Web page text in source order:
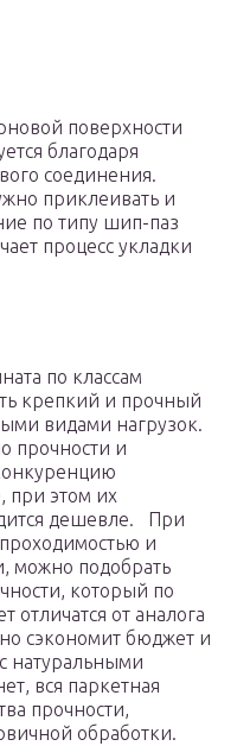
поверхности
благодаря
соединения.
приклеивать и
по типу шип-паз
процесс укладки
по классам
крепкий и прочный
видами нагрузок.
прочности и
при этом их
дешевле. При
и
можно подобрать
который по
отличатся от аналога
сэкономит бюджет и
натуральными
вся паркетная
прочности,
обработки.